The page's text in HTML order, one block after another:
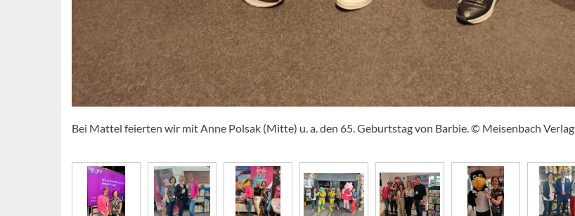
Bei Mattel feierten wir mit Anne Polsak (Mitte) u. a. den 65. Geburtstag von Barbie. © Meisenbach Verlag